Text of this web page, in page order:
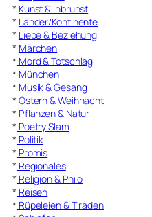
* Kunst & Inbrunst
* Länder/Kontinente
* Liebe & Beziehung
* Märchen
* Mord & Totschlag
* München
* Musik & Gesang
* Ostern & Weihnacht
* Pflanzen & Natur
* Poetry Slam
* Politik
* Promis
* Regionales
* Religion & Philo
* Reisen
* Rüpeleien & Tiraden